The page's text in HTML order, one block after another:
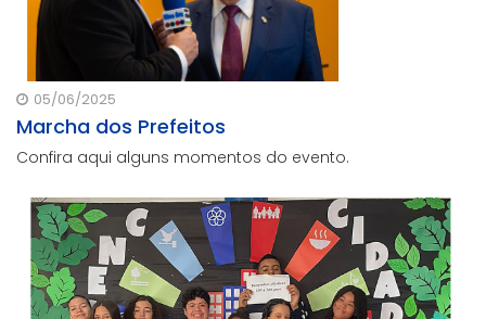
05/06/2025
Marcha dos Prefeitos
Confira aqui alguns momentos do evento.